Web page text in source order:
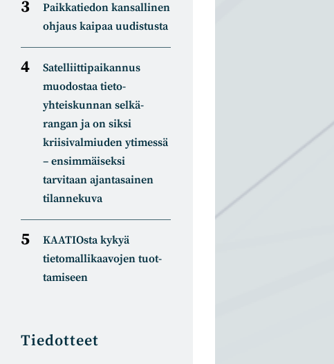
Paikkatiedon kansallinen
ohjaus kaipaa uudistusta
Satelliitti­paikannus
muodostaa tieto­
yhteiskunnan selkä­
rangan ja on siksi
kriisivalmiuden ytimessä
– ensimmäiseksi
tarvitaan ajantasainen
tilannekuva
KAATIOsta kykyä
tietomal­likaa­vojen tuot­
tamiseen
Tiedotteet